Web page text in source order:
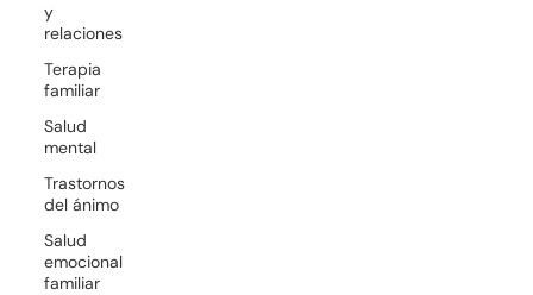
y
relaciones
Terapia
familiar
Salud
mental
Trastornos
del ánimo
Salud
emocional
familiar